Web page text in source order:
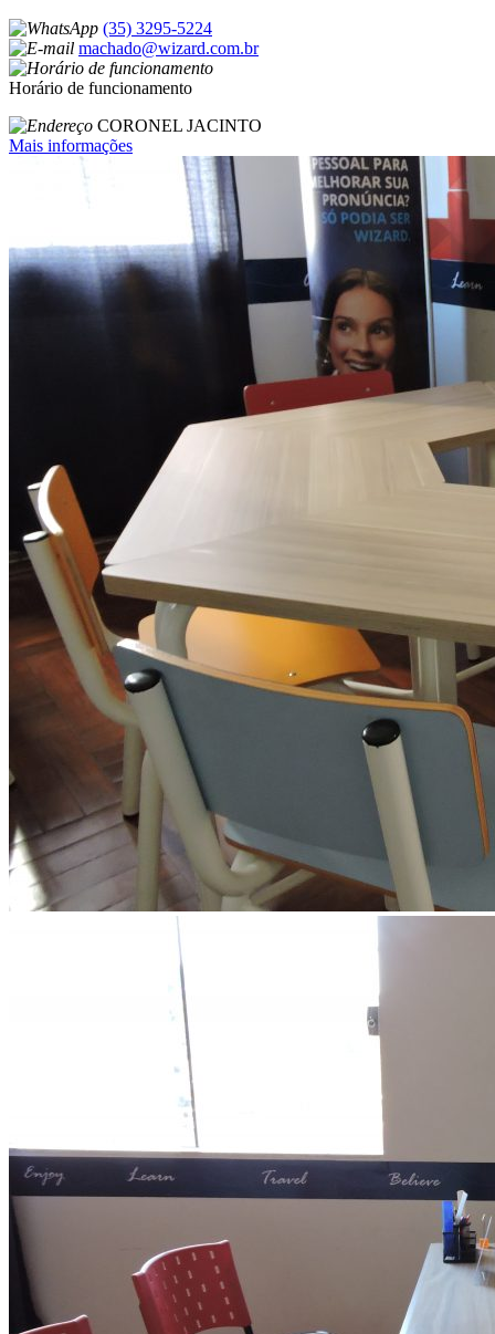
(35) 3295-5224
machado@wizard.com.br
Horário de funcionamento
CORONEL JACINTO
Mais informações